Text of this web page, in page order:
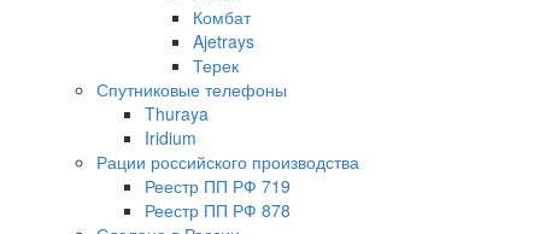
Комбат
Ajetrays
Терек
Спутниковые телефоны
Thuraya
Iridium
Рации российского производства
Реестр ПП РФ 719
Реестр ПП РФ 878